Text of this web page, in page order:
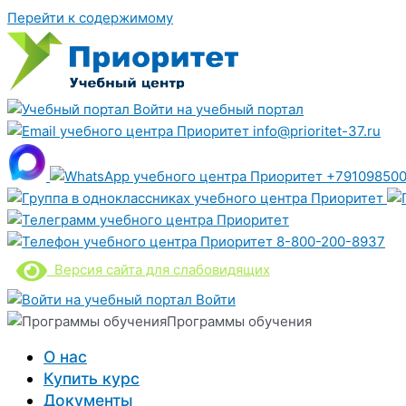
Перейти к содержимому
Войти на учебный портал
info@prioritet-37.ru
8-800-200-8937
Версия сайта для слабовидящих
Войти
Программы обучения
О нас
Купить курс
Документы